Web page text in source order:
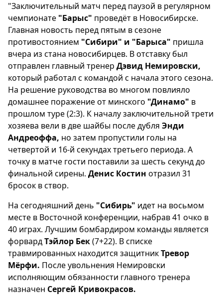
"Заключительный матч перед паузой в регулярном
чемпионате "Барыс" проведёт в Новосибирске.
Главная новость перед пятым в сезоне
противостоянием "Сибири" и "Барыса" пришла
вчера из стана новосибирцев. В отставку был
отправлен главный тренер Дэвид Немировски,
который работал с командой с начала этого сезона.
На решение руководства во многом повлияло
домашнее поражение от минского "Динамо" в
прошлом туре (2:3). К началу заключительной трети
хозяева вели в две шайбы после дубля Энди
Андреоффа, но затем пропустили голы на
четвертой и 16-й секундах третьего периода. А
точку в матче гости поставили за шесть секунд до
финальной сирены. Денис Костин отразил 31
бросок в створ.
На сегодняшний день "Сибирь" идет на восьмом
месте в Восточной конференции, набрав 41 очко в
40 играх. Лучшим бомбардиром команды является
форвардТэйлор Бек(7+22). В списке
травмированных находится защитникТревор
Мёрфи. После увольнения Немировски
исполняющим обязанности главного тренера
назначен Сергей Кривокрасов.